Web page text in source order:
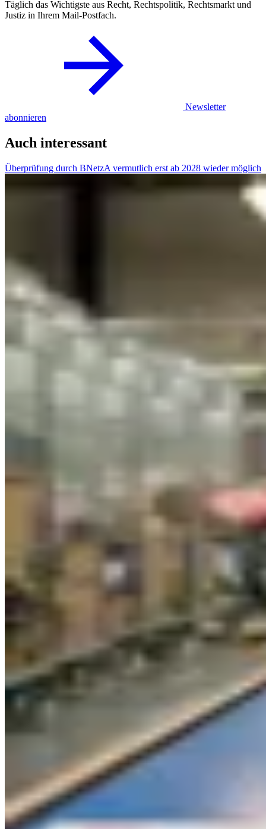
Täglich das Wichtigste aus Recht, Rechtspolitik, Rechtsmarkt und
Justiz in Ihrem Mail-Postfach.
Newsletter
abonnieren
Auch interessant
Überprüfung durch BNetzA vermutlich erst ab 2028 wieder möglich